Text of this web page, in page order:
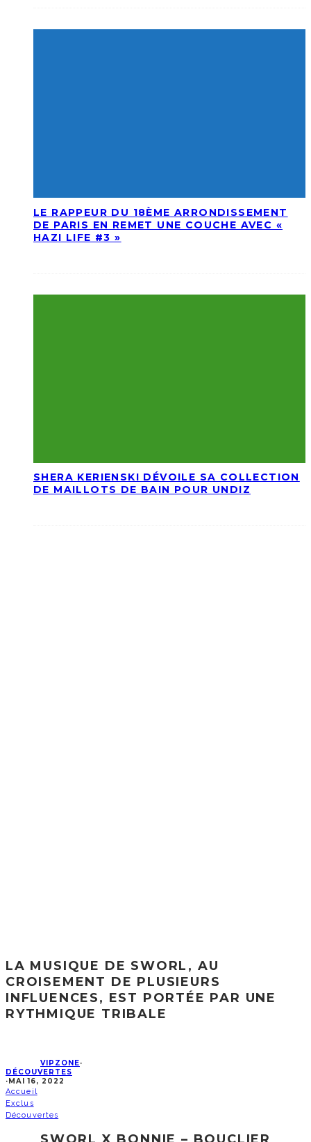
LE RAPPEUR DU 18ÈME ARRONDISSEMENT
DE PARIS EN REMET UNE COUCHE AVEC «
HAZI LIFE #3 »
SHERA KERIENSKI DÉVOILE SA COLLECTION
DE MAILLOTS DE BAIN POUR UNDIZ
LA MUSIQUE DE SWORL, AU
CROISEMENT DE PLUSIEURS
INFLUENCES, EST PORTÉE PAR UNE
RYTHMIQUE TRIBALE
VIPZONE·
DÉCOUVERTES
·MAI 16, 2022
Accueil
Exclus
Découvertes